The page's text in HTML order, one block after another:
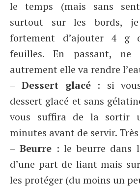
le temps (mais sans
surtout sur les bords, je
fortement d’ajouter 4 g
feuilles. En passant, ne
autrement elle va rendre
–Dessert glacé : si
dessert glacé et sans
vous suffira de la sortir
minutes avant de servir.
–Beurre : le beurre dans
d’une part de liant mais
les protéger (du moins un